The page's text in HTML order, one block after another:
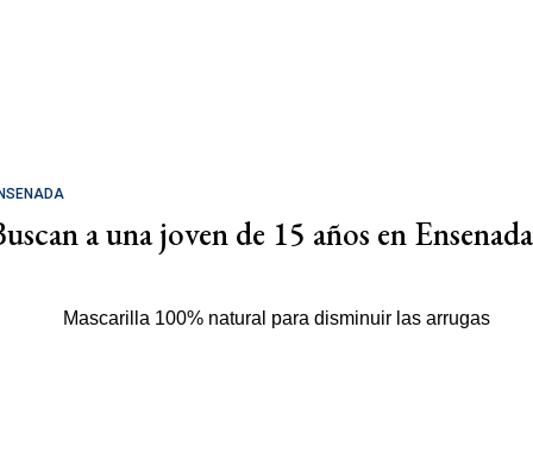
a una joven de 15 años en Ensenada